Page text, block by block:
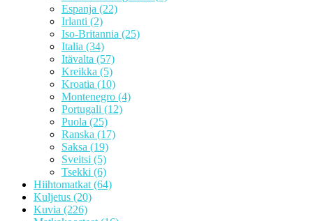
Espanja (22)
Irlanti (2)
Iso-Britannia (25)
Italia (34)
Itävalta (57)
Kreikka (5)
Kroatia (10)
Montenegro (4)
Portugali (12)
Puola (25)
Ranska (17)
Saksa (19)
Sveitsi (5)
Tsekki (6)
Hiihtomatkat (64)
Kuljetus (20)
Kuvia (226)